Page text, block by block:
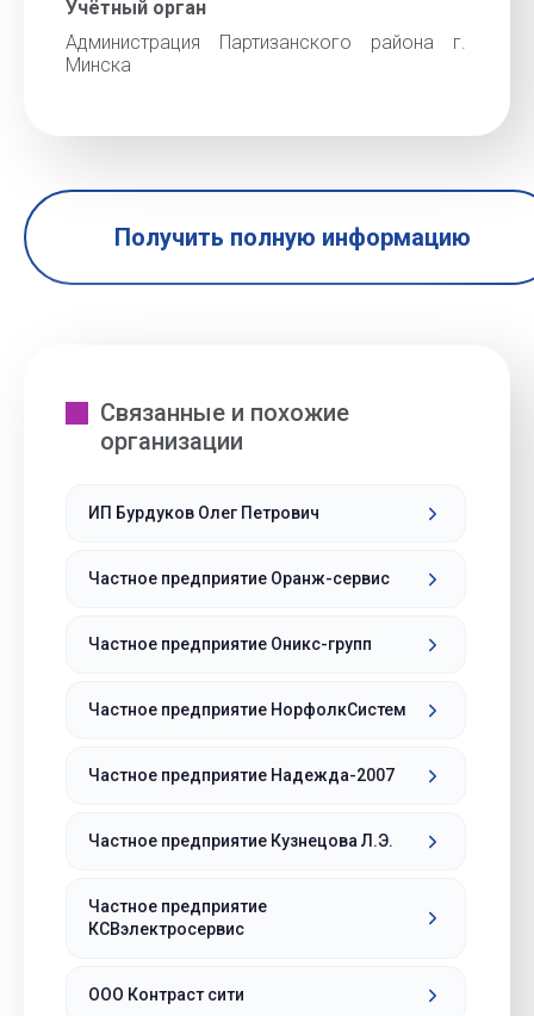
Учётный орган
Администрация Партизанского района г.
Минска
Получить полную информацию
Связанные и похожие
организации
ИП Бурдуков Олег Петрович
Частное предприятие Оранж-сервис
Частное предприятие Оникс-групп
Частное предприятие НорфолкСистем
Частное предприятие Надежда-2007
Частное предприятие Кузнецова Л.Э.
Частное предприятие
КСВэлектросервис
ООО Контраст сити